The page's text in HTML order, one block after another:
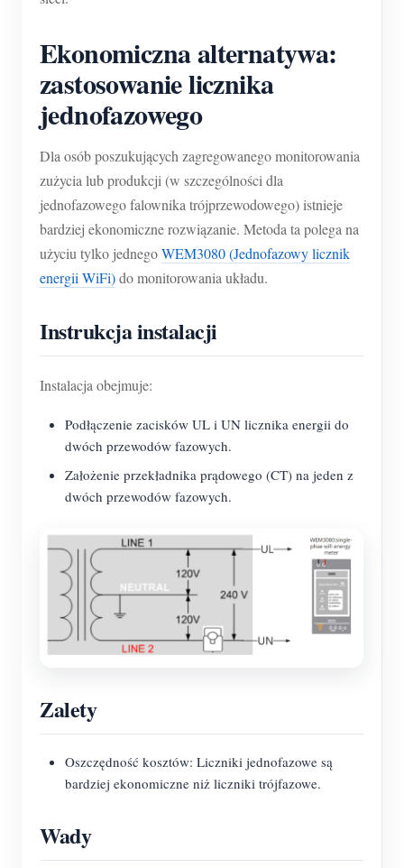
Ekonomiczna alternatywa:
zastosowanie licznika
jednofazowego
Dla osób poszukujących zagregowanego monitorowania
zużycia lub produkcji (w szczególności dla
jednofazowego falownika trójprzewodowego) istnieje
bardziej ekonomiczne rozwiązanie. Metoda ta polega na
użyciu tylko jednegoWEM3080 (Jednofazowy licznik
energii WiFi)do monitorowania układu.
Instrukcja instalacji
Instalacja obejmuje:
Podłączenie zacisków UL i UN licznika energii do
dwóch przewodów fazowych.
Założenie przekładnika prądowego (CT) na jeden z
dwóch przewodów fazowych.
Zalety
Oszczędność kosztów: Liczniki jednofazowe są
bardziej ekonomiczne niż liczniki trójfazowe.
Wady